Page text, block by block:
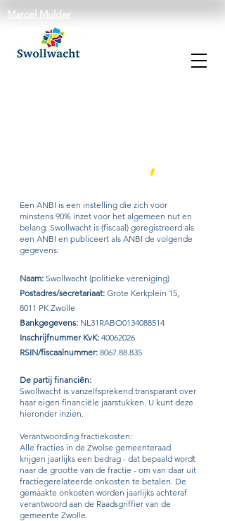
Marcel Mulder
,
Een ANBI is een instelling die zich voor
minstens 90% inzet voor het algemeen nut en
belang. Swollwacht is (fiscaal) geregistreerd als
een ANBI en publiceert als ANBI de volgende
gegevens:
Naam: Swollwacht (politieke vereniging)
Postadres/secretariaat: Grote Kerkplein 15,
8011 PK Zwolle
Bankgegevens: NL31RABO0134088514
Inschrijfnummer KvK: 40062026
RSIN/fiscaalnummer: 8067.88.835
De partij financiën:
Swollwacht is vanzelfsprekend transparant over
haar eigen financiële jaarstukken. U kunt deze
hieronder inzien.
Verantwoording fractiekosten:
Alle fracties in de Zwolse gemeenteraad
krijgen jaarlijks een bedrag - dat bepaald wordt
naar de grootte van de fractie - om van daar uit
fractiegerelateerde onkosten te betalen. De
gemaakte onkosten worden jaarlijks achteraf
verantwoord aan de Raadsgriffier van de
gemeente Zwolle.